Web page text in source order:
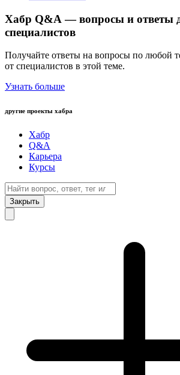
Хабр Q&A — вопросы и ответы
специалистов
Получайте ответы на вопросы по любой
от специалистов в этой теме.
Узнать больше
другие проекты хабра
Хабр
Q&A
Карьера
Курсы
Закрыть